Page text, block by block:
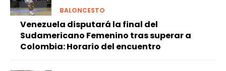
BALONCESTO
Venezuela disputará la final del
Sudamericano Femenino tras superar a
Colombia: Horario del encuentro